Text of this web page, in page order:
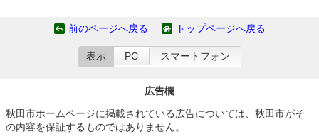
前のページへ戻る トップページへ戻る
表示 PC スマートフォン
広告欄
秋田市ホームページに掲載されている広告については、秋田市がそ
の内容を保証するものではありません。